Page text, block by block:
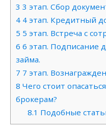
3 3 этап. Сбор
4 4 этап. Кредитный
5 5 этап. Встреча с
6 6 этап. Подписание
займа.
7 7 этап.
8 Чего стоит
брокерам?
8.1 Подобные